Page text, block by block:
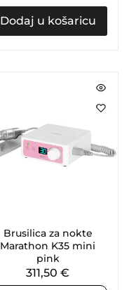
Dodaj u košaricu
Brusilica za nokte
Marathon K35 mini
pink
311,50€